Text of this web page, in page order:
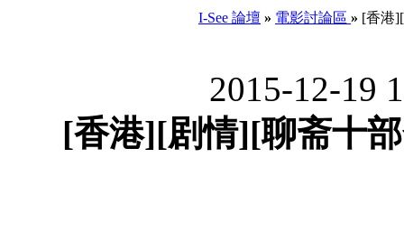
I-See 論壇 » 電影討論區 » [香港
2015-12-19
[香港][剧情][聊斋十